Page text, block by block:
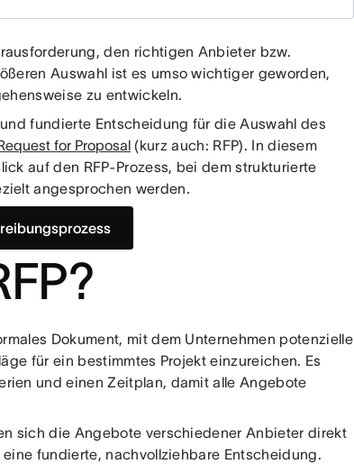
den richtigen Anbieter bzw.
Auswahl ist es umso wichtiger geworden,
zu entwickeln.
fundierte Entscheidung für die Auswahl des
for Proposal (kurz auch: RFP). In diesem
auf den RFP-Prozess, bei dem strukturierte
angesprochen werden.
Dokument, mit dem Unternehmen potenzielle
für ein bestimmtes Projekt einzureichen. Es
und einen Zeitplan, damit alle Angebote
sich die Angebote verschiedener Anbieter direkt
fundierte, nachvollziehbare Entscheidung.